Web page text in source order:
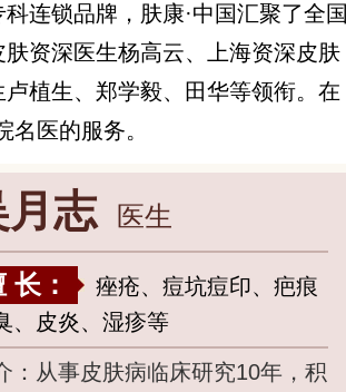
连锁品牌，肤康·中国汇聚了全国
资深医生杨高云、上海资深皮肤
植生、郑学毅、田华等领衔。在
医的服务。
月志 医生
长：
痤疮、痘坑痘印、疤痕
、皮炎、湿疹等
：从事皮肤病临床研究10年，积